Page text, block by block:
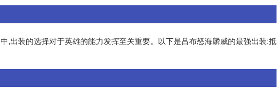
,出装的选择对于英雄的能力发挥至关重要。以下是吕布怒海麟威的最强出装:抵